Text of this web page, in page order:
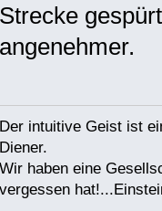
Strecke
angenehmer.
Der intuitive Geist ist
Diener.
Wir haben eine
vergessen